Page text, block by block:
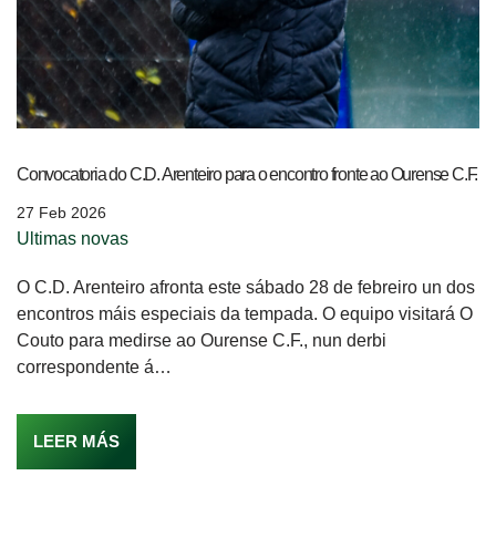
Convocatoria do C.D. Arenteiro para o encontro fronte ao Ourense C.F.
27 Feb 2026
Ultimas novas
O C.D. Arenteiro afronta este sábado 28 de febreiro un dos
encontros máis especiais da tempada. O equipo visitará O
Couto para medirse ao Ourense C.F., nun derbi
correspondente á…
LEER MÁS